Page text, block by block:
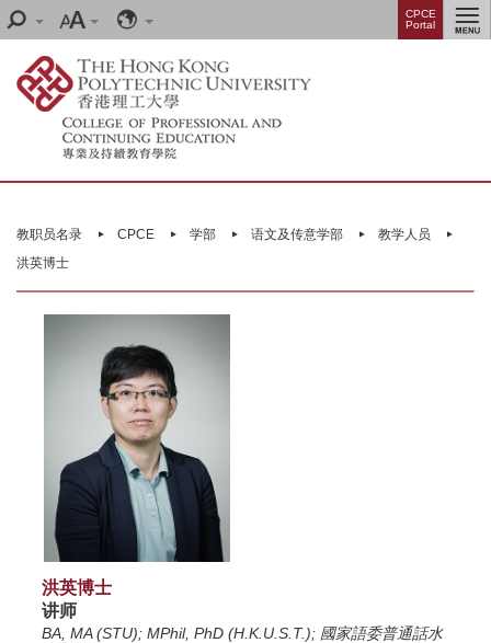
Skip
to
content
Search
Font
size
Language
CPCE
Portal
Menu
start教职员名录 CPCE 学部 语文及传意学部
教学人员
洪英博士
洪英博士
讲师
BA, MA (STU); MPhil, PhD (H.K.U.S.T.); 國家語委普通話水